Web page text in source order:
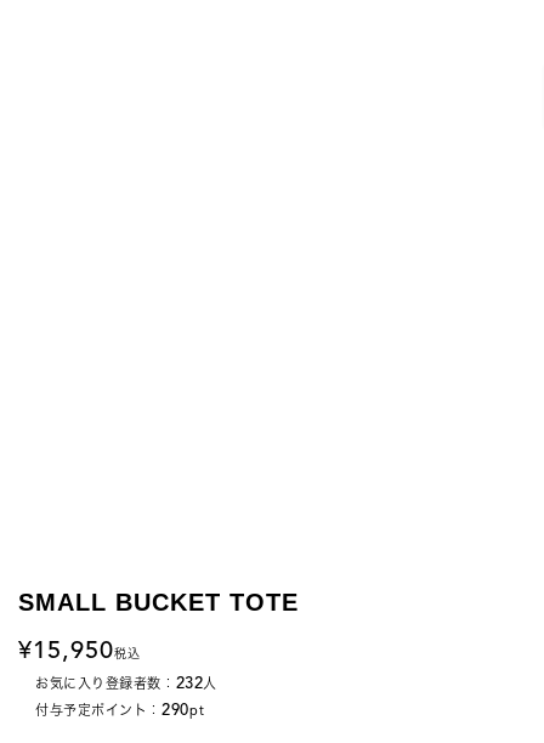
SMALL BUCKET TOTE
15,950税込
お気に入り登録者数： 232人
付与予定ポイント： 290pt